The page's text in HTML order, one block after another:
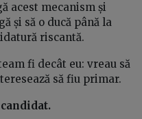
acest mecanism și
și să o ducă până la
riscantă.
fi decât eu: vreau să
să fiu primar.